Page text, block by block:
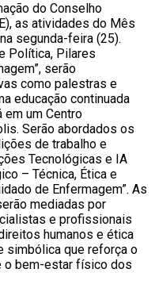
do Conselho
as atividades do Mês
segunda-feira (25).
Política, Pilares
serão
como palestras e
educação continuada
em um Centro
Serão abordados os
de trabalho e
Tecnológicas e IA
– Técnica, Ética e
de Enfermagem”. As
mediadas por
e profissionais
humanos e ética
simbólica que reforça o
o bem-estar físico dos